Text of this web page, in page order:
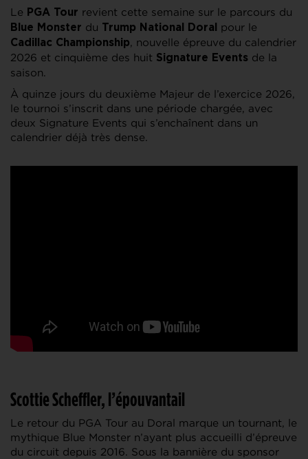
Le PGA Tour revient cette semaine sur le parcours du
Blue Monster du Trump National Doral pour le
Cadillac Championship, nouvelle épreuve du calendrier
2026 et cinquième des huit Signature Events de la
saison.
À quinze jours du deuxième Majeur de l’exercice 2026,
le tournoi s’inscrit dans une période chargée, avec
deux Signature Events qui s’enchaînent dans un
calendrier déjà très dense.
Scottie Scheffler, l’épouvantail
Le retour du PGA Tour au Doral marque un tournant, le
mythique Blue Monster n’ayant plus accueilli d’épreuve
du circuit depuis 2016. Sous la bannière du sponsor